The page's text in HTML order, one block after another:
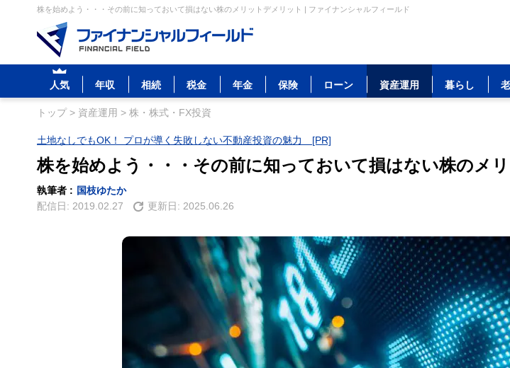
株を始めよう・・・その前に知っておいて損はない株のメリットデメリット | ファイナンシャルフィールド
人気 年収 相続 税金 年金 保険 ローン 資産運用 暮らし
トップ> 資産運用 > 株・株式・FX投資
土地なしでもOK！ プロが導く失敗しない不動産投資の魅力 [PR]
株を始めよう・・・その前に知っておいて損はない株のメ
執筆者 :
国枝ゆたか
配信日: 2019.02.27 更新日: 2025.06.26